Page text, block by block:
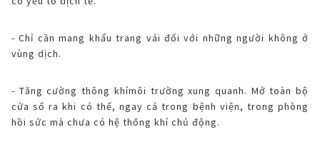
- Chỉ cần mang khẩu trang vải đối với những người không ở
vùng dịch.
- Tăng cường thông khímôi trường xung quanh. Mở toàn bộ
cửa sổ ra khi có thể, ngay cả trong bệnh viện, trong phòng
hồi sức mà chưa có hệ thống khí chủ động.